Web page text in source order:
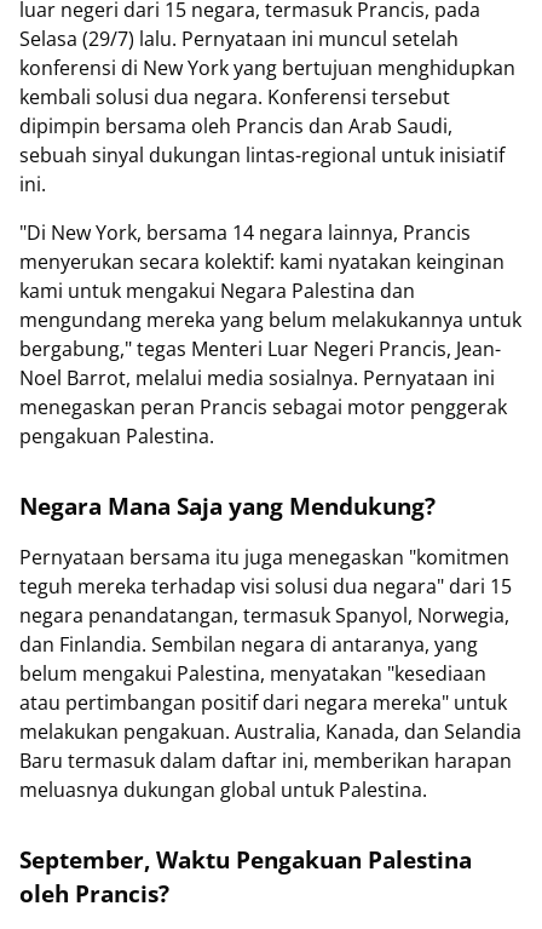
luar negeri dari 15 negara, termasuk Prancis, pada
Selasa (29/7) lalu. Pernyataan ini muncul setelah
konferensi di New York yang bertujuan menghidupkan
kembali solusi dua negara. Konferensi tersebut
dipimpin bersama oleh Prancis dan Arab Saudi,
sebuah sinyal dukungan lintas-regional untuk inisiatif
ini.
"Di New York, bersama 14 negara lainnya, Prancis
menyerukan secara kolektif: kami nyatakan keinginan
kami untuk mengakui Negara Palestina dan
mengundang mereka yang belum melakukannya untuk
bergabung," tegas Menteri Luar Negeri Prancis, Jean-
Noel Barrot, melalui media sosialnya. Pernyataan ini
menegaskan peran Prancis sebagai motor penggerak
pengakuan Palestina.
Negara Mana Saja yang Mendukung?
Pernyataan bersama itu juga menegaskan "komitmen
teguh mereka terhadap visi solusi dua negara" dari 15
negara penandatangan, termasuk Spanyol, Norwegia,
dan Finlandia. Sembilan negara di antaranya, yang
belum mengakui Palestina, menyatakan "kesediaan
atau pertimbangan positif dari negara mereka" untuk
melakukan pengakuan. Australia, Kanada, dan Selandia
Baru termasuk dalam daftar ini, memberikan harapan
meluasnya dukungan global untuk Palestina.
September, Waktu Pengakuan Palestina
oleh Prancis?